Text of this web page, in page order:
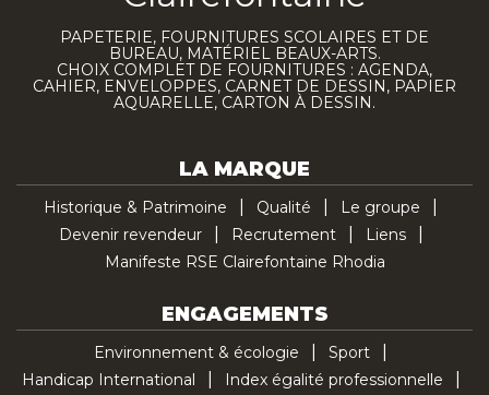
PAPETERIE, FOURNITURES SCOLAIRES ET DE
BUREAU, MATÉRIEL BEAUX-ARTS.
CHOIX COMPLET DE FOURNITURES : AGENDA,
CAHIER, ENVELOPPES, CARNET DE DESSIN, PAPIER
AQUARELLE, CARTON À DESSIN.
LA MARQUE
Historique & Patrimoine Qualité
Le groupe
Devenir revendeur
Recrutement
Liens
Manifeste RSE Clairefontaine Rhodia
ENGAGEMENTS
Environnement & écologie
Sport
Handicap International
Index égalité professionnelle